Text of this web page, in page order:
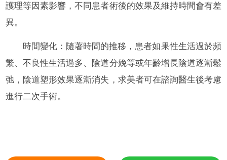
護理等因素影響，不同患者術後的效果及維持時間會有差
異。
時間變化：隨著時間的推移，患者如果性生活過於頻
繁、不良性生活過多、陰道分娩等或年齡增長陰道逐漸鬆
弛，陰道塑形效果逐漸消失，求美者可在諮詢醫生後考慮
進行二次手術。